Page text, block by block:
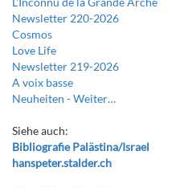
Newsletter 220-2026
Cosmos
Love Life
Newsletter 219-2026
A voix basse
Neuheiten -Weiter…
Siehe auch:
Bibliografie Palästina/Israel
hanspeter.stalder.ch